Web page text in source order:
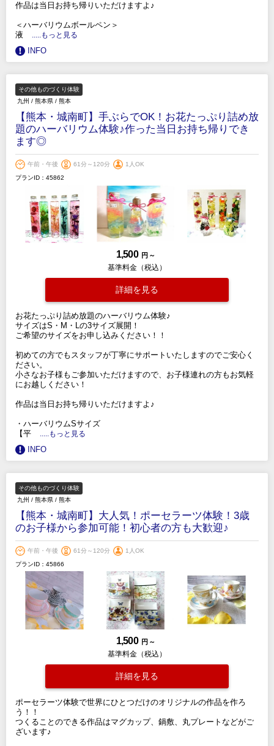
作品は当日お持ち帰りいただけますよ♪
＜ハーバリウムボールペン＞
液
.....もっと見る
INFO
その他ものづくり体験
九州 / 熊本県 / 熊本
【熊本・城南町】手ぶらでOK！お花たっぷり詰め放
題のハーバリウム体験♪作った当日お持ち帰りでき
ます◎
午前・午後 61分～120分
1人OK
プランID：45862
1,500 円 ～
基準料金（税込）
詳細を見る
お花たっぷり詰め放題のハーバリウム体験♪
サイズはS・M・Lの3サイズ展開！
ご希望のサイズをお申し込みください！！
初めての方でもスタッフが丁寧にサポートいたしますのでご安心く
ださい。
小さなお子様もご参加いただけますので、お子様連れの方もお気軽
にお越しください！
作品は当日お持ち帰りいただけますよ♪
・ハーバリウムSサイズ
【平
.....もっと見る
INFO
その他ものづくり体験
九州 / 熊本県 / 熊本
【熊本・城南町】大人気！ポーセラーツ体験！3歳
のお子様から参加可能！初心者の方も大歓迎♪
午前・午後 61分～120分
1人OK
プランID：45866
1,500 円 ～
基準料金（税込）
詳細を見る
ポーセラーツ体験で世界にひとつだけのオリジナルの作品を作ろ
う！！
つくることのできる作品はマグカップ、鍋敷、丸プレートなどがご
ざいます♪